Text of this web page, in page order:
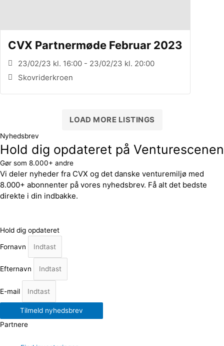
CVX Partnermøde Februar 2023
23/02/23 kl. 16:00 - 23/02/23 kl. 20:00
Skovriderkroen
LOAD MORE LISTINGS
Nyhedsbrev
Hold dig opdateret på Venturescenen
Gør som 8.000+ andre
Vi deler nyheder fra CVX og det danske venturemiljø med
8.000+ abonnenter på vores nyhedsbrev. Få alt det bedste
direkte i din indbakke.
Hold dig opdateret
Fornavn
Efternavn
E-mail
Tilmeld nyhedsbrev
Partnere